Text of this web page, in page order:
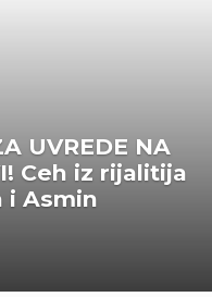
UVREDE NA
Ceh iz rijalitija
i Asmin